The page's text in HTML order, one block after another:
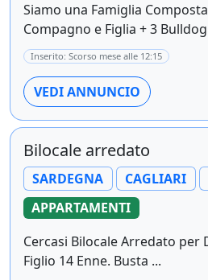
Siamo una Famiglia
Compagno e Figlia + 3
Inserito: Scorso mese alle 12:15
VEDI ANNUNCIO
Bilocale arredato
SARDEGNA CAGLIARI
APPARTAMENTI
Cercasi Bilocale Arredato per
Figlio 14 Enne. Busta ...